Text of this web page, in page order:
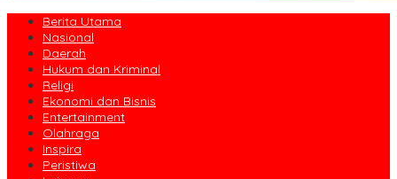
Berita Utama
Nasional
Daerah
Hukum dan Kriminal
Religi
Ekonomi dan Bisnis
Entertainment
Olahraga
Inspira
Peristiwa